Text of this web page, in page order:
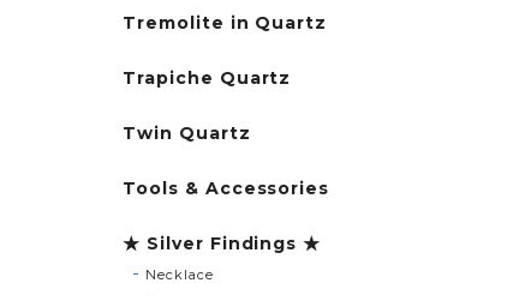
Tremolite in Quartz
Trapiche Quartz
Twin Quartz
Tools & Accessories
★ Silver Findings ★
Necklace